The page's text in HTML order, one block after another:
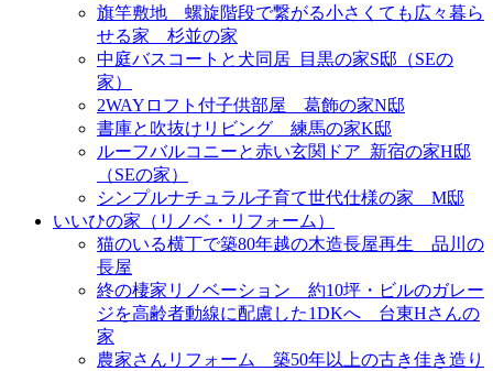
旗竿敷地＿螺旋階段で繋がる小さくても広々暮ら
せる家＿杉並の家
中庭バスコートと犬同居_目黒の家S邸（SEの
家）
2WAYロフト付子供部屋＿葛飾の家N邸
書庫と吹抜けリビング 練馬の家K邸
ルーフバルコニーと赤い玄関ドア_新宿の家H邸
（SEの家）
シンプルナチュラル子育て世代仕様の家 M邸
いいひの家（リノベ・リフォーム）
猫のいる横丁で築80年越の木造長屋再生＿品川の
長屋
終の棲家リノベーション＿約10坪・ビルのガレー
ジを高齢者動線に配慮した1DKへ＿台東Hさんの
家
農家さんリフォーム＿築50年以上の古き佳き造り